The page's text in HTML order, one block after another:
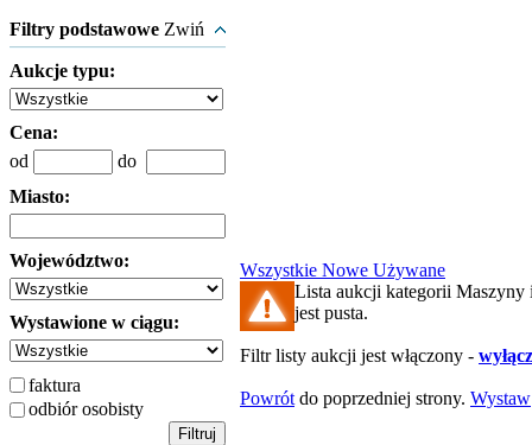
Filtry podstawowe Zwiń
Aukcje typu:
Cena:
od
do
Miasto:
Województwo:
Wystawione w ciągu:
faktura
odbiór osobisty
Wszystkie Nowe Używane
Lista aukcji kategorii Maszyny
jest pusta.
Filtr listy aukcji jest włączony -
Powrót do poprzedniej strony. Wystaw